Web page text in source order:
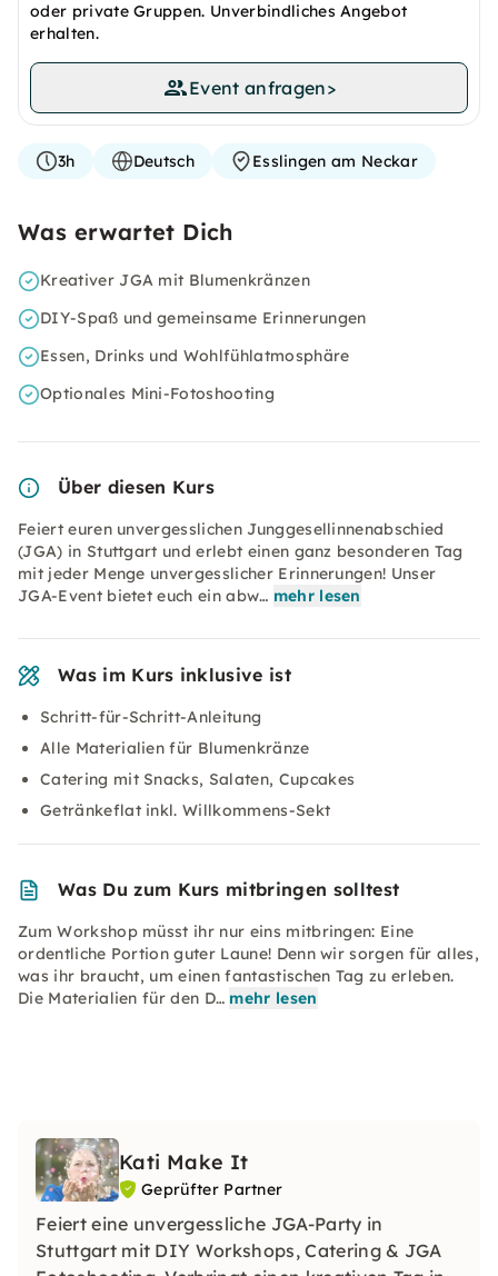
oder private Gruppen. Unverbindliches Angebot
erhalten.
Event anfragen>
3h Deutsch Esslingen am Neckar
Was erwartet Dich
Kreativer JGA mit Blumenkränzen
DIY-Spaß und gemeinsame Erinnerungen
Essen, Drinks und Wohlfühlatmosphäre
Optionales Mini-Fotoshooting
Über diesen Kurs
Feiert euren unvergesslichen Junggesellinnenabschied
(JGA) in Stuttgart und erlebt einen ganz besonderen Tag
mit jeder Menge unvergesslicher Erinnerungen! Unser
JGA-Event bietet euch ein abw… mehr lesen
Was im Kurs inklusive ist
Schritt-für-Schritt-Anleitung
Alle Materialien für Blumenkränze
Catering mit Snacks, Salaten, Cupcakes
Getränkeflat inkl. Willkommens-Sekt
Was Du zum Kurs mitbringen solltest
Zum Workshop müsst ihr nur eins mitbringen: Eine
ordentliche Portion guter Laune! Denn wir sorgen für alles,
was ihr braucht, um einen fantastischen Tag zu erleben.
Die Materialien für den D… mehr lesen
Kati Make It
Geprüfter Partner
Feiert eine unvergessliche JGA-Party in
Stuttgart mit DIY Workshops, Catering & JGA